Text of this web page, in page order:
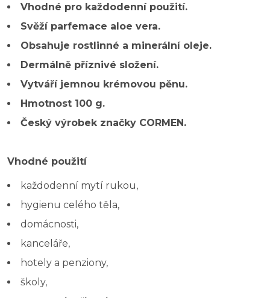
Vhodné pro každodenní použití.
Svěží parfemace aloe vera.
Obsahuje rostlinné a minerální oleje.
Dermálně příznivé složení.
Vytváří jemnou krémovou pěnu.
Hmotnost 100 g.
Český výrobek značky CORMEN.
Vhodné použití
každodenní mytí rukou,
hygienu celého těla,
domácnosti,
kanceláře,
hotely a penziony,
školy,